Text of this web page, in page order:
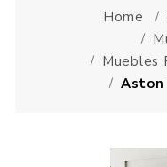
Home
Muebles